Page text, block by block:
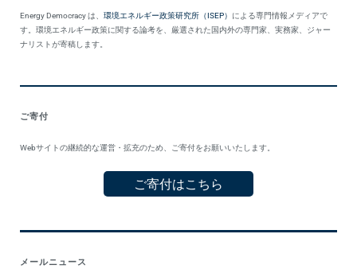
Energy Democracy は、 環境エネルギー政策研究所（ISEP） による専門情報メディアで
す。環境エネルギー政策に関する論考を、厳選された国内外の専門家、実務家、ジャー
ナリストが寄稿します。
ご寄付
Webサイトの継続的な運営・拡充のため、ご寄付をお願いいたします。
ご寄付はこちら
メールニュース